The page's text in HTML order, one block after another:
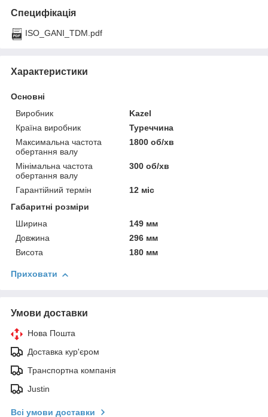
Специфікація
ISO_GANI_TDM.pdf
Характеристики
Основні
Виробник
Kazel
Країна виробник
Туреччина
Максимальна частота
обертання валу
1800 об/хв
Мінімальна частота
обертання валу
300 об/хв
Гарантійний термін
12 міс
Габаритні розміри
Ширина
149 мм
Довжина
296 мм
Висота
180 мм
Приховати
Умови доставки
Нова Пошта
Доставка кур'єром
Транспортна компанія
Justin
Всі умови доставки